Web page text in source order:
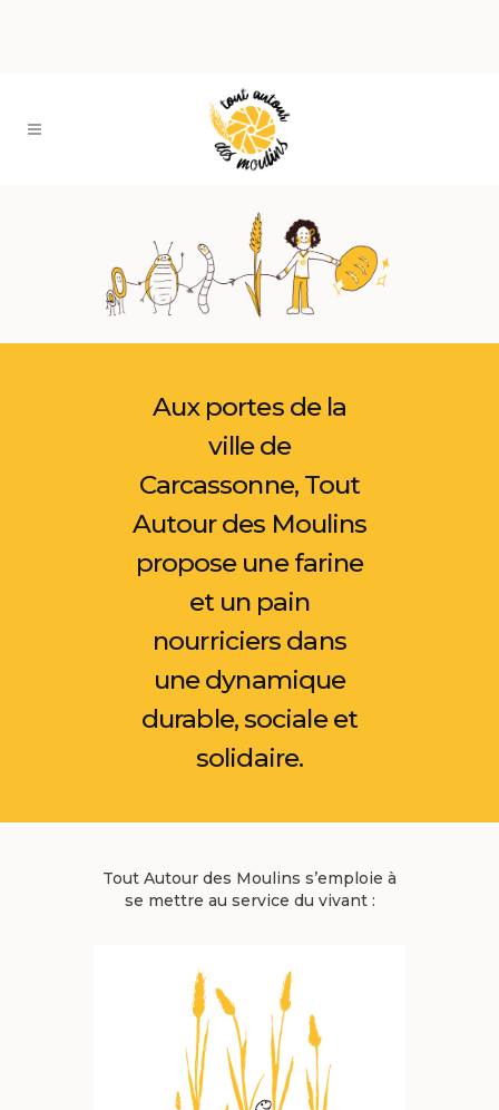
Aux portes de la
ville de
Carcassonne, Tout
Autour des Moulins
propose une farine
et un pain
nourriciers dans
une dynamique
durable, sociale et
solidaire.
Tout Autour des Moulins s’emploie à
se mettre au service du vivant :